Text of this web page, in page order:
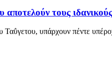
αποτελούν τους
Ταΰγετου, υπάρχουν πέντε